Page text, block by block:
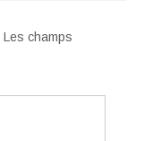
Les champs